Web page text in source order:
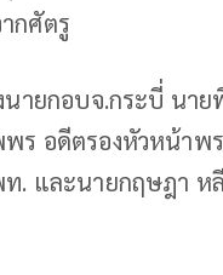
กศัตรู
นายกอบจ.กระบี่ นา
ร อดีตรองหัวหน้าพ
. และนายกฤษฎา